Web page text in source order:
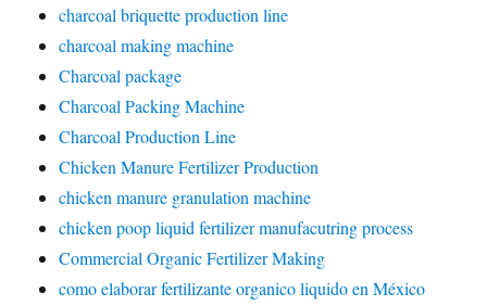
charcoal briquette production line
charcoal making machine
Charcoal package
Charcoal Packing Machine
Charcoal Production Line
Chicken Manure Fertilizer Production
chicken manure granulation machine
chicken poop liquid fertilizer manufacutring process
Commercial Organic Fertilizer Making
como elaborar fertilizante organico liquido en México